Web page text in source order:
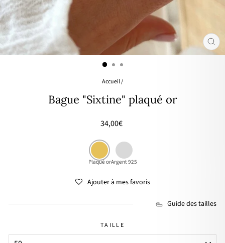
Accueil/
Bague "Sixtine" plaqué or
Prix
34,00€
Plaqué orArgent 925
Ajouter à mes favoris
Guide des tailles
TAILLE